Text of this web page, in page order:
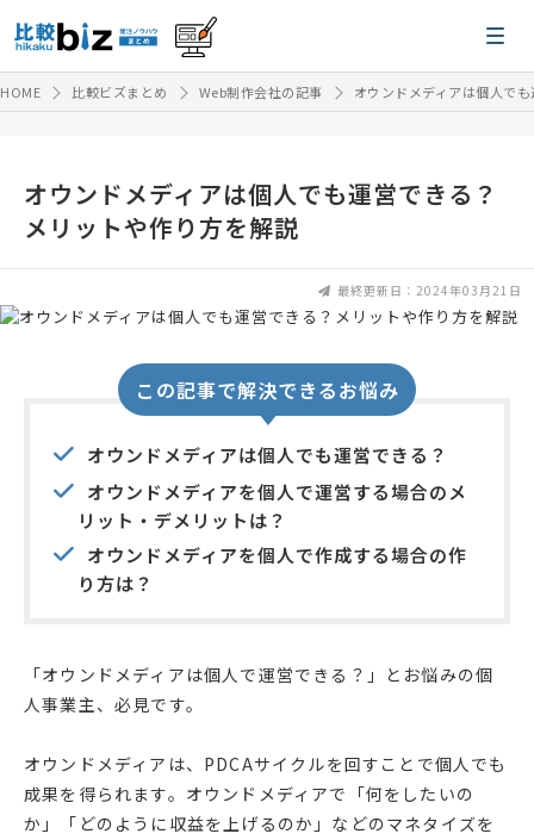
HOME 比較ビズまとめ Web制作会社の記事 オウンドメディアは個人で
オウンドメディアは個人でも運営できる？
メリットや作り方を解説
最終更新日：2024年03月21日
この記事で解決できるお悩み
オウンドメディアは個人でも運営できる？
オウンドメディアを個人で運営する場合のメ
リット・デメリットは？
オウンドメディアを個人で作成する場合の作
り方は？
「オウンドメディアは個人で運営できる？」とお悩みの個
人事業主、必見です。
オウンドメディアは、PDCAサイクルを回すことで個人でも
成果を得られます。オウンドメディアで「何をしたいの
か」「どのように収益を上げるのか」などのマネタイズを